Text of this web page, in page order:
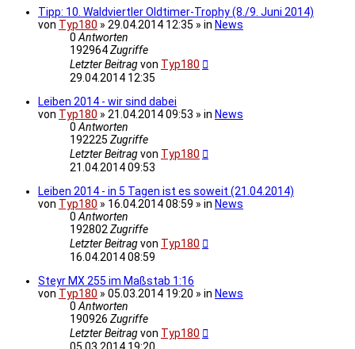
Tipp: 10. Waldviertler Oldtimer-Trophy (8./9. Juni 2014)
von Typ180 » 29.04.2014 12:35 » in News
0Antworten
192964Zugriffe
Letzter Beitragvon Typ180
29.04.2014 12:35
Leiben 2014 - wir sind dabei
von Typ180 » 21.04.2014 09:53 » in News
0Antworten
192225 Zugriffe
Letzter Beitragvon Typ180
21.04.2014 09:53
Leiben 2014 - in 5 Tagen ist es soweit (21.04.2014)
von Typ180 » 16.04.2014 08:59 » in News
0Antworten
192802Zugriffe
Letzter Beitragvon Typ180
16.04.2014 08:59
Steyr MX 255 im Maßstab 1:16
von Typ180 » 05.03.2014 19:20 » in News
0Antworten
190926 Zugriffe
Letzter Beitragvon Typ180